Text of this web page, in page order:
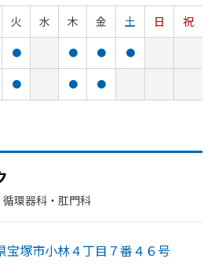
火 水 木 金 土 日
祝
● ● ● ●
● ● ●
環器科・​肛門科
宝塚市小林４丁目７番４６号